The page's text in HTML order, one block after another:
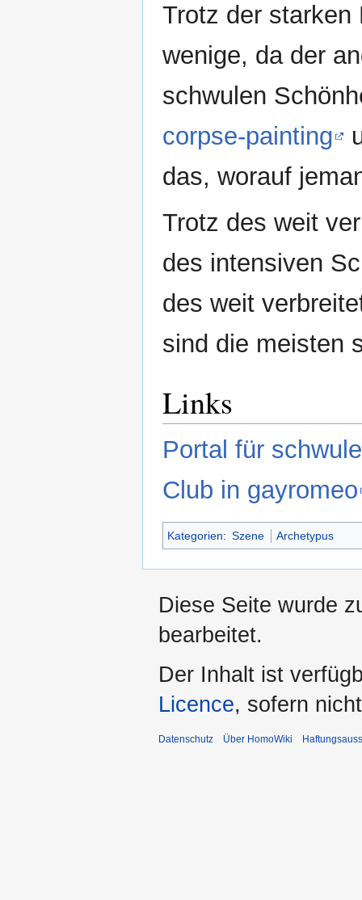
Trotz der
wenige, da der
schwulen
corpse-painting
das, worauf
Trotz des weit
des intensiven
des weit
sind die meisten
Links
Portal für
Club in gayromeo
Kategorien: Szene Archetypus
Diese Seite wurde
bearbeitet.
Der Inhalt ist
Licence, sofern
Datenschutz Über HomoWiki